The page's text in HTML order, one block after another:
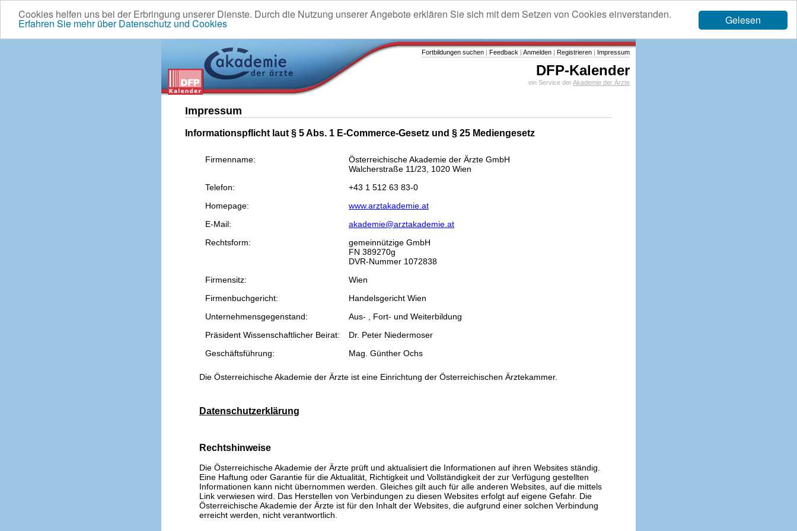
Gelesen
Cookies helfen uns bei der Erbringung unserer Dienste. Durch die Nutzung unserer Angebote erklären Sie sich mit dem Setzen von Cookies einverstanden.
Erfahren Sie mehr über Datenschutz und Cookies
Fortbildungen suchen | Feedback | Anmelden | Registrieren | Impressum
DFP-Kalender
ein Service derAkademie der Ärzte
Impressum
Informationspflicht laut § 5 Abs. 1 E-Commerce-Gesetz und § 25 Mediengesetz
Firmenname:
Österreichische Akademie der Ärzte GmbH
Walcherstraße 11/23, 1020 Wien
Telefon:
+43 1 512 63 83-0
Homepage:
www.arztakademie.at
E-Mail:
akademie@arztakademie.at
Rechtsform:
gemeinnützige GmbH
FN 389270g
DVR-Nummer 1072838
Firmensitz:
Wien
Firmenbuchgericht:
Handelsgericht Wien
Unternehmensgegenstand:
Aus- , Fort- und Weiterbildung
Präsident Wissenschaftlicher Beirat:
Dr. Peter Niedermoser
Geschäftsführung:
Mag. Günther Ochs
Die Österreichische Akademie der Ärzte ist eine Einrichtung der Österreichischen Ärztekammer.
Datenschutzerklärung
Rechtshinweise
Die Österreichische Akademie der Ärzte prüft und aktualisiert die Informationen auf ihren Websites ständig.
Eine Haftung oder Garantie für die Aktualität, Richtigkeit und Vollständigkeit der zur Verfügung gestellten
Informationen kann nicht übernommen werden. Gleiches gilt auch für alle anderen Websites, auf die mittels
Link verwiesen wird. Das Herstellen von Verbindungen zu diesen Websites erfolgt auf eigene Gefahr. Die
Österreichische Akademie der Ärzte ist für den Inhalt der Websites, die aufgrund einer solchen Verbindung
erreicht werden, nicht verantwortlich.